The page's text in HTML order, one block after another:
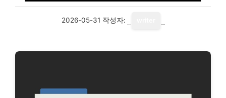
2026-05-31 작성자: